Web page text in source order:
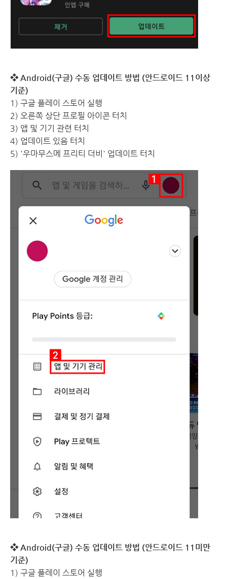
❖ Android(구글) 수동 업데이트 방법 (안드로이드 11이상
기준)
1) 구글 플레이 스토어 실행
2) 오른쪽 상단 프로필 아이콘 터치
3) 앱 및 기기 관련 터치
4) 업데이트 있음 터치
5) '우마무스메 프리티 더비' 업데이트 터치
❖ Android(구글) 수동 업데이트 방법 (안드로이드 11미만
기준)
1) 구글 플레이 스토어 실행